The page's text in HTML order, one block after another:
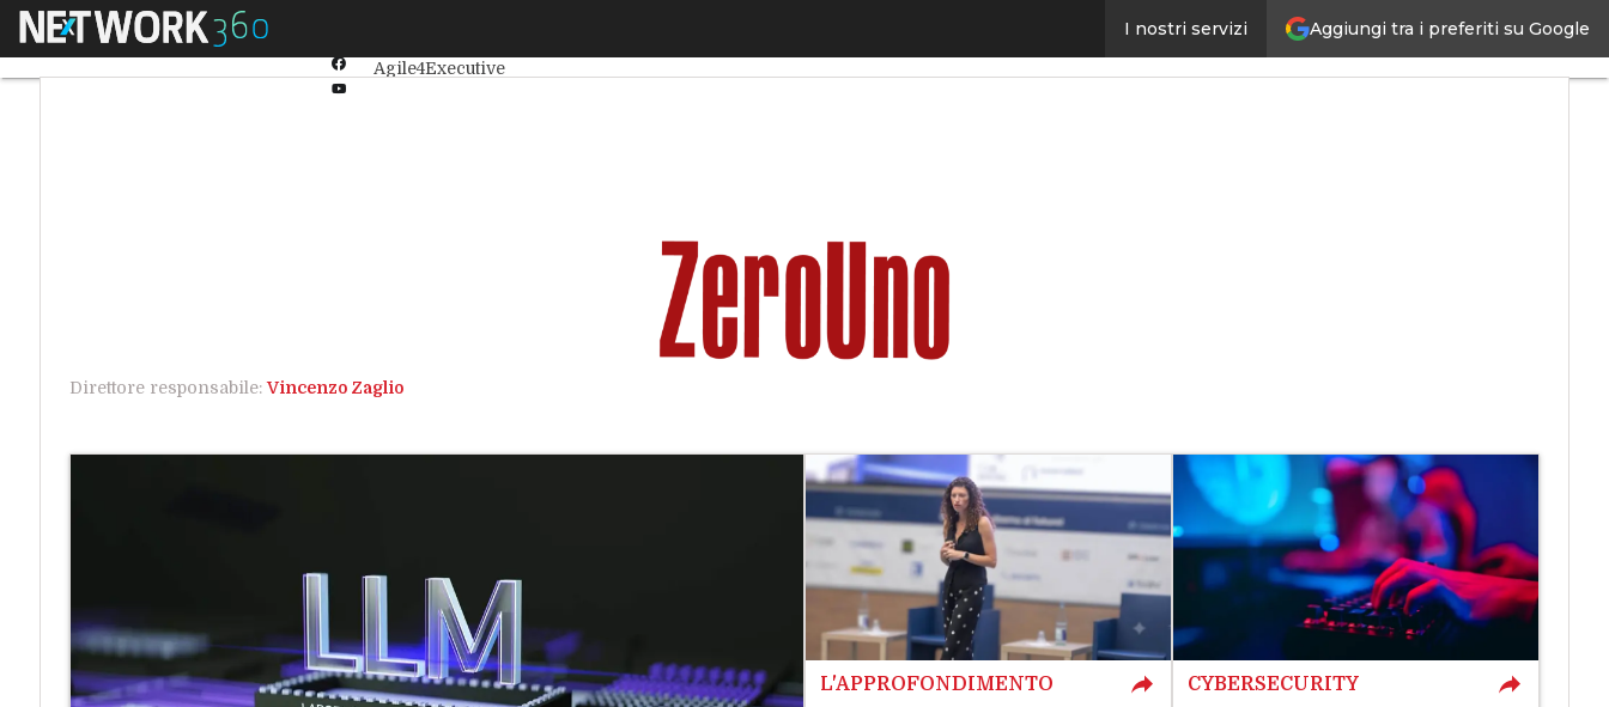
Aggiungi tra i preferiti su Google
I nostri servizi
Menu
Facebook
VitaDaCIO
Agile4Executive
Direttore responsabile: Vincenzo Zaglio
L'APPROFONDIMENTO CYBERSECURITY